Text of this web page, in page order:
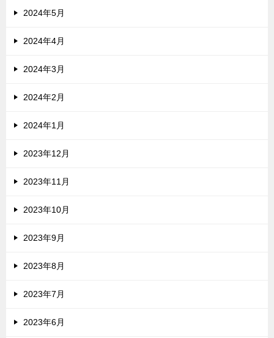
2024年5月
2024年4月
2024年3月
2024年2月
2024年1月
2023年12月
2023年11月
2023年10月
2023年9月
2023年8月
2023年7月
2023年6月